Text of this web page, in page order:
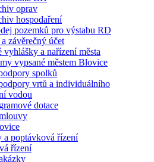
oprav
hospodaření
pozemků pro výstabu RD
závěrečný účet
vyhlášky a nařízení města
vypsané městem Blovice
spolků
vrtů a individuálního
vodou
dotace
a poptávková řízení
řízení